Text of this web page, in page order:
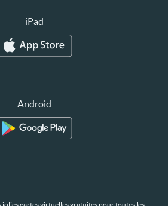
iPad
Android